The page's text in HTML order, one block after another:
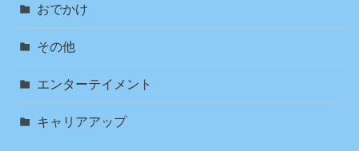
おでかけ
その他
エンターテイメント
キャリアアップ